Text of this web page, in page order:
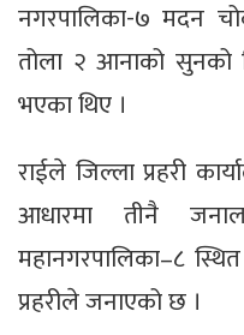
नगरपालिका-७ मदन
तोला २ आनाको सुनको
भएका थिए ।
राईले जिल्ला प्रहरी
आधारमा तीनै
महानगरपालिका–८
प्रहरीले जनाएको छ ।